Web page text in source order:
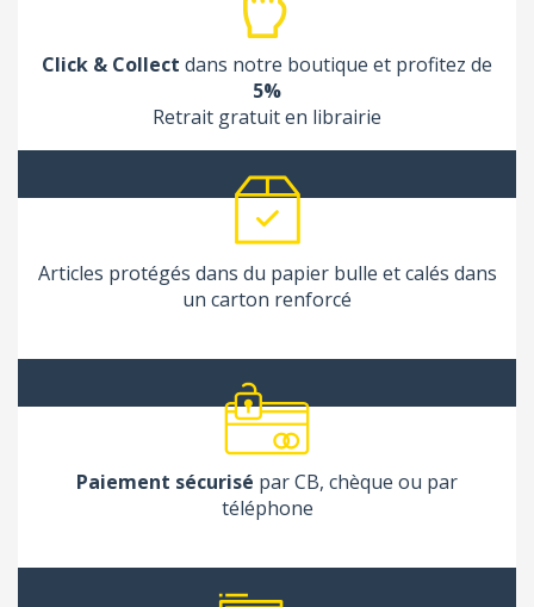
Click & Collect dans notre boutique et profitez de
5%
Retrait gratuit en librairie
Articles protégés dans du papier bulle et calés dans
un carton renforcé
Paiement sécurisé par CB, chèque ou par
téléphone